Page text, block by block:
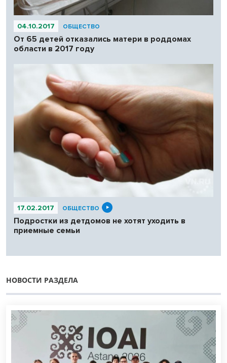
04.10.2017 ОБЩЕСТВО
От 65 детей отказались матери в роддомах
области в 2017 году
17.02.2017 ОБЩЕСТВО
Подростки из детдомов не хотят уходить в
приемные семьи
НОВОСТИ РАЗДЕЛА